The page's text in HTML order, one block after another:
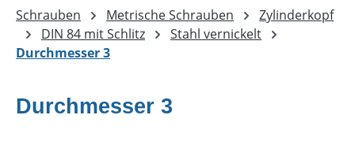
Schrauben Metrische Schrauben
Zylinderkopf
DIN 84 mit Schlitz
Stahl vernickelt
Durchmesser 3
Durchmesser 3